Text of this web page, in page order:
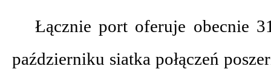
Łącznie port oferuje obecnie
październiku siatka połączeń